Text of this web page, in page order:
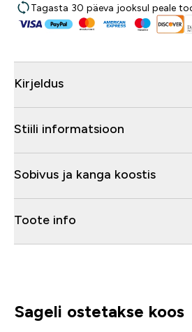
Tagasta 30 päeva jooksul peale
Kirjeldus
Stiili informatsioon
Sobivus ja kanga koostis
Toote info
Sageli ostetakse koos